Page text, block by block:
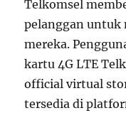
Telkomsel
pelanggan
mereka.
kartu 4G LTE
official virtual
tersedia di